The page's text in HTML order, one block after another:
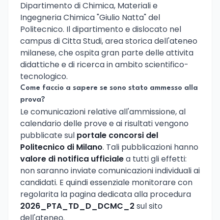
Dipartimento di Chimica, Materiali e
Ingegneria Chimica "Giulio Natta" del
Politecnico. Il dipartimento e dislocato nel
campus di Citta Studi, area storica dell'ateneo
milanese, che ospita gran parte delle attivita
didattiche e di ricerca in ambito scientifico-
tecnologico.
Come faccio a sapere se sono stato ammesso alla
prova?
Le comunicazioni relative all'ammissione, al
calendario delle prove e ai risultati vengono
pubblicate sul portale concorsi del
Politecnico di Milano. Tali pubblicazioni hanno
valore di notifica ufficialea tutti gli effetti:
non saranno inviate comunicazioni individuali ai
candidati. E quindi essenziale monitorare con
regolarita la pagina dedicata alla procedura
2026_PTA_TD_D_DCMC_2 sul sito